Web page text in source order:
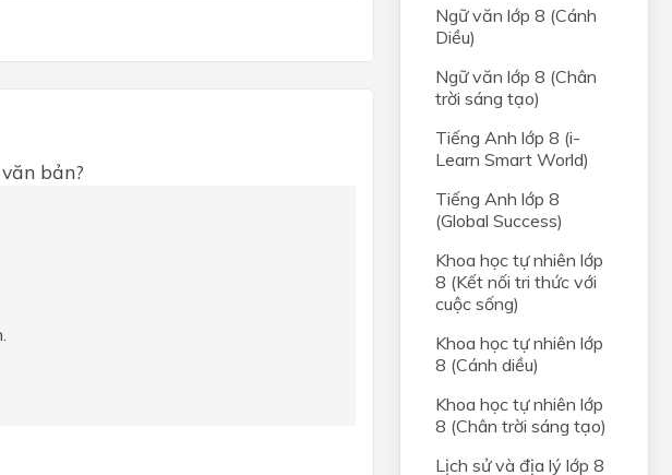
bản?
Ngữ văn lớp 8 (Cánh
Diều)
Ngữ văn lớp 8 (Chân
trời sáng tạo)
Tiếng Anh lớp 8 (i-
Learn Smart World)
Tiếng Anh lớp 8
(Global Success)
Khoa học tự nhiên lớp
8 (Kết nối tri thức với
cuộc sống)
Khoa học tự nhiên lớp
8 (Cánh diều)
Khoa học tự nhiên lớp
8 (Chân trời sáng tạo)
Lịch sử và địa lý lớp 8